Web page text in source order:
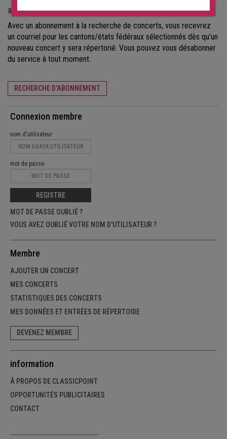
abonnement à la recherche de concerts
Avec un abonnement à la recherche de concerts, vous recevrez
un courriel pour les cantons/états fédéraux sélectionnés dès qu'un
nouveau concert y sera répertorié. Vous pouvez vous désabonner
du service à tout moment.
RECHERCHE D'ABONNEMENT
Connexion membre
nom d'utilisateur
mot de passe
REGISTRE
MOT DE PASSE OUBLIÉ ?
VOUS AVEZ OUBLIÉ VOTRE NOM D'UTILISATEUR ?
Membre
AJOUTER UN CONCERT
MES CONCERTS
STATISTIQUES DES CONCERTS
MES DONNÉES ET ENTRÉES DE RÉPERTOIRE
DEVENEZ MEMBRE
information
À PROPOS DE CLASSICPOINT
OPPORTUNITÉS PUBLICITAIRES
CONTACT